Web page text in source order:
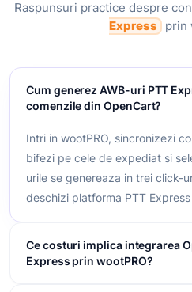
Raspunsuri practice despre
Express
prin
Cum generez AWB-uri PTT
comenzile din OpenCart?
Intri in wootPRO, sincronizezi
bifezi pe cele de expediat si
urile se genereaza in trei click-
deschizi platforma PTT
Ce costuri implica integrarea
Express prin wootPRO?